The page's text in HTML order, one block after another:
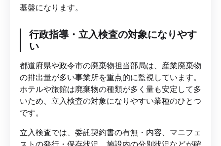
基盤になります。
行政指導・立入検査の対象になりやす
い
都道府県や政令市の廃棄物担当部局は、産業廃棄物
の排出量が多い事業所を重点的に監視しています。
ホテルや旅館は廃棄物の種類が多く量も安定して多
いため、立入検査の対象になりやすい業種のひとつ
です。
立入検査では、委託契約書の有無・内容、マニフェ